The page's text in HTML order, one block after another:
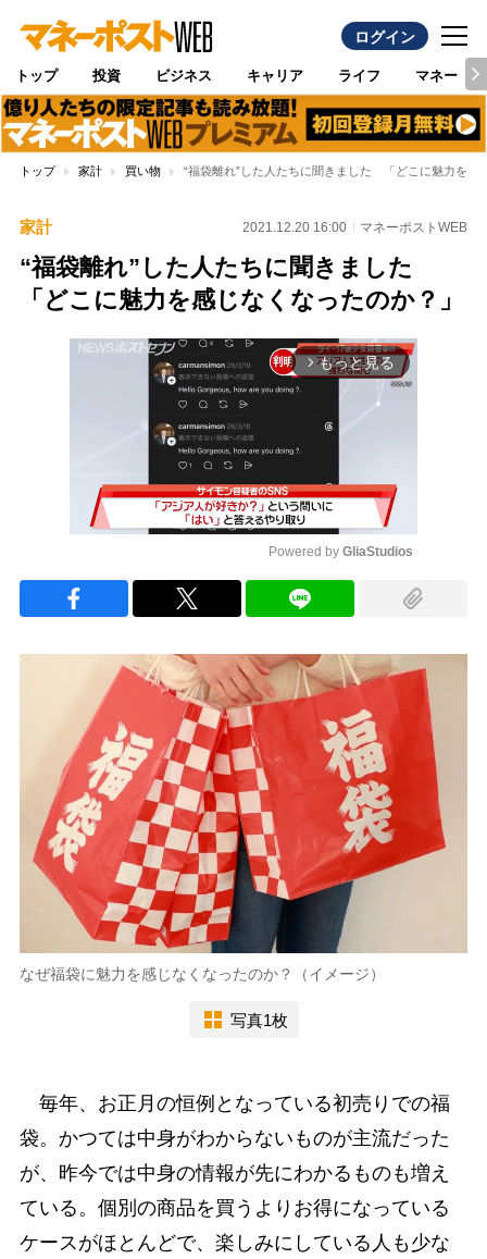
ログイン
トップ 投資 ビジネス キャリア ライフ マネー
トップ 家計 買い物 “福袋離れ”した人たちに聞きました 「どこに魅力を感
家計 2021.12.20 16:00 マネーポストWEB
“福袋離れ”した人たちに聞きました
「どこに魅力を感じなくなったのか？」
arrow_forward_ios もっと見る
Powered by GliaStudios
なぜ福袋に魅力を感じなくなったのか？（イメージ）
写真1枚
毎年、お正月の恒例となっている初売りでの福
袋。かつては中身がわからないものが主流だった
が、昨今では中身の情報が先にわかるものも増え
ている。個別の商品を買うよりお得になっている
ケースがほとんどで、楽しみにしている人も少な